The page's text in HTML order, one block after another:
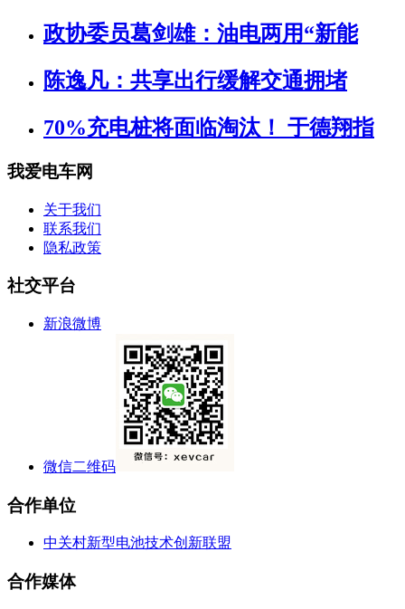
政协委员葛剑雄：油电两用“新能
陈逸凡：共享出行缓解交通拥堵
70%充电桩将面临淘汰！ 于德翔指
我爱电车网
关于我们
联系我们
隐私政策
社交平台
新浪微博
微信二维码
合作单位
中关村新型电池技术创新联盟
合作媒体